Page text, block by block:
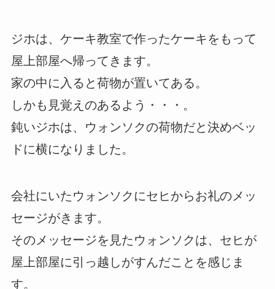
ジホは、ケーキ教室で作ったケーキをもって
屋上部屋へ帰ってきます。
家の中に入ると荷物が置いてある。
しかも見覚えのあるよう・・・。
鈍いジホは、ウォンソクの荷物だと決めベッ
ドに横になりました。
会社にいたウォンソクにセヒからお礼のメッ
セージがきます。
そのメッセージを見たウォンソクは、セヒが
屋上部屋に引っ越しがすんだことを感じま
す。